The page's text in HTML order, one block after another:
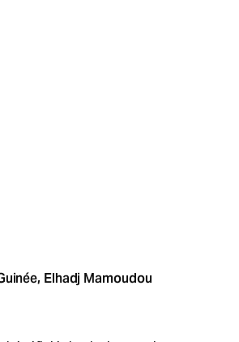
Elhadj Mamoudou